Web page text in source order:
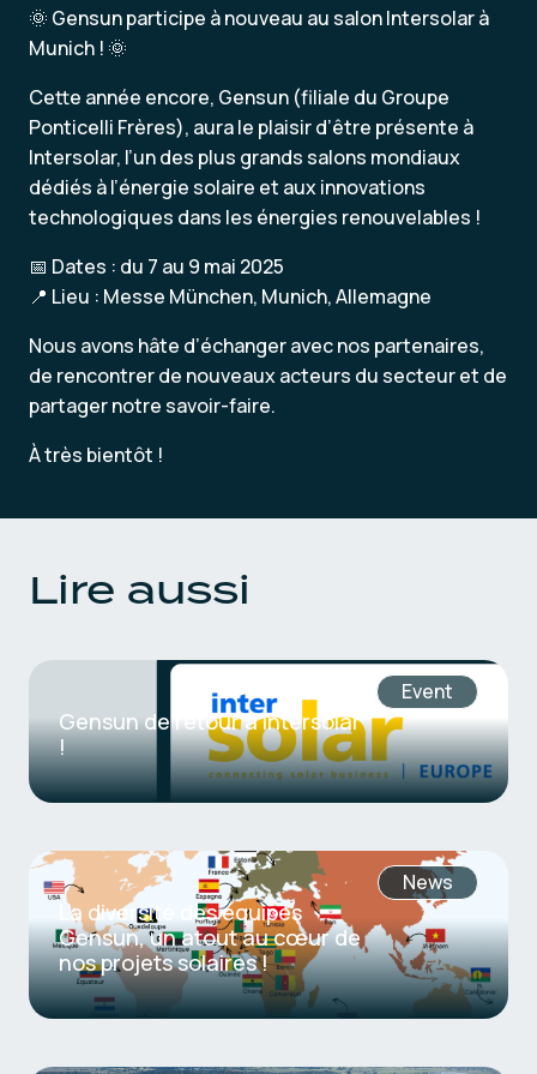
🌞 Gensun participe à nouveau au salon Intersolar à
Munich ! 🌞
Cette année encore, Gensun (filiale du Groupe
Ponticelli Frères), aura le plaisir d’être présente à
Intersolar, l’un des plus grands salons mondiaux
dédiés à l’énergie solaire et aux innovations
technologiques dans les énergies renouvelables !
📅 Dates : du 7 au 9 mai 2025
📍 Lieu : Messe München, Munich, Allemagne
Nous avons hâte d’échanger avec nos partenaires,
de rencontrer de nouveaux acteurs du secteur et de
partager notre savoir-faire.
À très bientôt !
Lire aussi
Event
Gensun de retour à Intersolar
!
News
La diversité des équipes
Gensun, un atout au cœur de
nos projets solaires !